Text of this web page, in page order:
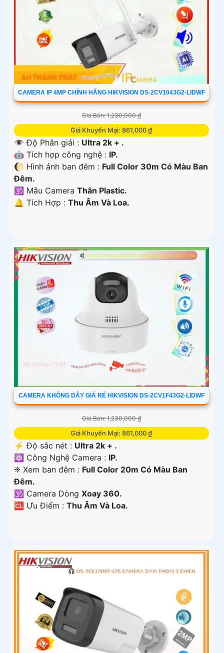
CAMERA IP 4MP CHÍNH HÃNG HIKVISION DS-2CV1043G2-LIDWF
Giá Bán: 1,230,000 ₫
Giá Khuyến Mại: 861,000 ₫
👁 Độ Phân giải : Ultra 2k + .
🤖️ Tích hợp công nghệ : IP.
🌔 Hình ảnh ban đêm : Full Color 30m Có Màu Ban
Ðêm.
🕉️ Mẫu Camera Thân Plastic.
️🔔 Tích Hợp : Thu Âm Và Loa.
CAMERA KHÔNG DÂY GIÁ RẺ HIKVISION DS-2CV1F43G2-LIDWF
Giá Bán: 1,230,000 ₫
Giá Khuyến Mại: 861,000 ₫
️⚡ Độ sắc nét : Ultra 2k + .
⚛️ Công Nghệ Camera : IP.
❈ Xem ban đêm : Full Color 20m Có Màu Ban
Ðêm.
🕉️ Camera Dòng Xoay 360.
️🆑 Ưu Điểm : Thu Âm Và Loa.